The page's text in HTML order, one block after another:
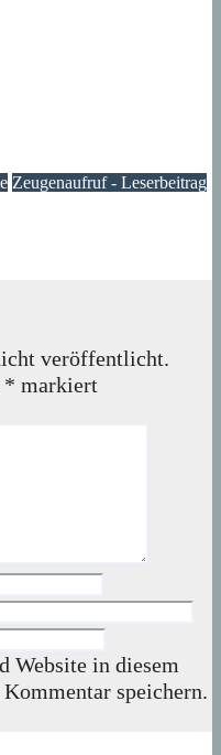
Zeugenaufruf - Leserbeitrag
veröffentlicht.
* markiert
Website in diesem
speichern.